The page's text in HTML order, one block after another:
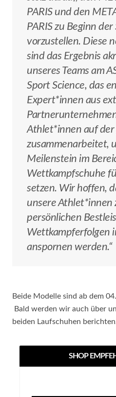
PARIS und den
PARIS zu Beginn der
vorzustellen. Diese
sind das Ergebnis
unseres Teams am
Sport Science, das
Expert*innen aus
Athlet*innen auf der
zusammenarbeitet,
Meilenstein im
Wettkampfschuhe
setzen. Wir hoffen,
unsere Athlet*innen
persönlichen
Wettkampferfolgen
anspornen werden.“
Beide Modelle sind ab dem
Bald werden wir auch über
beiden Laufschuhen
SHOP